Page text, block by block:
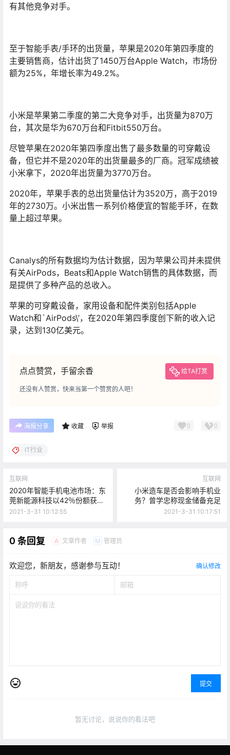
有其他竞争对手。
至于智能手表/手环的出货量，苹果是2020年第四季度的
主要销售商，估计出货了1450万台Apple Watch，市场份
额为25%，年增长率为49.2%。
小米是苹果第二季度的第二大竞争对手，出货量为870万
台，其次是华为670万台和Fitbit550万台。
尽管苹果在2020年第四季度出售了最多数量的可穿戴设
备，但它并不是2020年的出货量最多的厂商。冠军成绩被
小米拿下，2020年出货量为3770万台。
2020年，苹果手表的总出货量估计为3520万，高于2019
年的2730万。小米出售一系列价格便宜的智能手环，在数
量上超过苹果。
Canalys的所有数据均为估计数据，因为苹果公司并未提供
有关AirPods，Beats和Apple Watch销售的具体数据，而
是提供了多种产品的总收入。
苹果的可穿戴设备，家用设备和配件类别包括Apple
Watch和`AirPods\’，在2020年第四季度创下新的收入记
录，达到130亿美元。
点点赞赏，手留余香 给TA打赏
还没有人赞赏，快来当第一个赞赏的人吧！
海报分享 收藏 举报 0 0
IT行业
互联网
2020年智能手机电池市场：东
莞新能源科技以42％份额获得
第一
2021-3-31 10:12:55
互联网
小米造车是否会影响手机业
务？曾学忠称现金储备充足
2021-3-31 10:17:51
0 条回复 A 文章作者 M 管理员
欢迎您，新朋友，感谢参与互动！ 确认修改
提交
暂无讨论，说说你的看法吧